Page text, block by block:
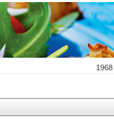
1968